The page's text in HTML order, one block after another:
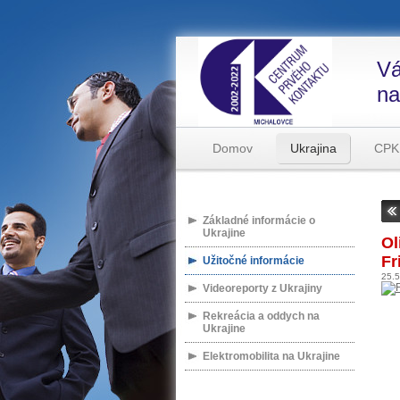
Domov Ukrajina
Základné informácie o
Ukrajine
Užitočné informácie
Videoreporty z Ukrajiny
Rekreácia a oddych na
Ukrajine
Elektromobilita na Ukrajine